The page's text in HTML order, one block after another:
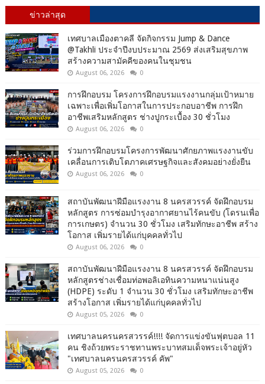
ข่าวล่าสุด
เทศบาลเมืองตาคลี จัดกิจกรรม Jump & Dance
@Takhli ประจำปีงบประมาณ 2569 ส่งเสริมสุขภาพ
สร้างความสามัคคีของคนในชุมชน
August 06, 2026 0
การฝึกอบรม โครงการฝึกอบรมแรงงานกลุ่มเป้าหมาย
เฉพาะเพื่อเพิ่มโอกาสในการประกอบอาชีพ การฝึก
อาชีพเสริมหลักสูตร ช่างปูกระเบื้อง 30 ชั่วโมง
August 06, 2026 0
ร่วมการฝึกอบรมโครงการพัฒนาศักยภาพแรงงานขับ
เคลื่อนการเติบโตภาคเศรษฐกิจและสังคมอย่างยั่งยืน
August 06, 2026 0
สถาบันพัฒนาฝีมือแรงงาน 8 นครสวรรค์ จัดฝึกอบรม
หลักสูตร การซ่อมบำรุงอากาศยานไร้คนขับ (โดรนเพื่อ
การเกษตร) จำนวน 30 ชั่วโมง เสริมทักษะอาชีพ สร้าง
โอกาส เพิ่มรายได้แก่บุคคลทั่วไป
August 06, 2026 0
สถาบันพัฒนาฝีมือแรงงาน 8 นครสวรรค์ จัดฝึกอบรม
หลักสูตรช่างเชื่อมท่อพอลิเอทินความหนาแน่นสูง
(HDPE) ระดับ 1 จำนวน 30 ชั่วโมง เสริมทักษะอาชีพ
สร้างโอกาส เพิ่มรายได้แก่บุคคลทั่วไป
August 05, 2026 0
เทศบาลนครนครสวรรค์!!!! จัดการแข่งขันฟุตบอล 11
คน ชิงถ้วยพระราชทานพระบาทสมเด็จพระเจ้าอยู่หัว
"เทศบาลนครนครสวรรค์ คัพ"
August 05, 2026 0